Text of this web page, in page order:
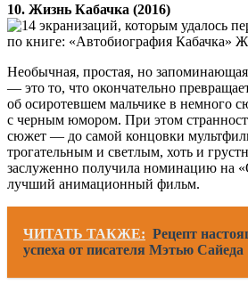
10. Жизнь Кабачка (2016)
по книге: «Автобиография Кабачка»
Необычная, простая, но
— это то, что окончательно
об осиротевшем мальчике в немного
с черным юмором. При этом
сюжет — до самой концовки
трогательным и светлым, хоть и
заслуженно получила номинацию на
лучший анимационный фильм.
ЧИТАТЬ ТАКЖЕ: Рецепт
успеха от писателя Мэтью Сайеда